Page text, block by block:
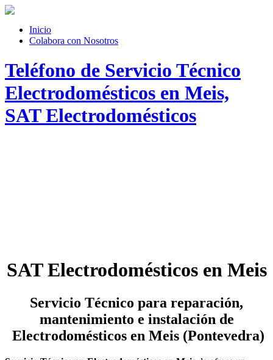
Inicio
Colabora con Nosotros
Teléfono de Servicio Técnico
Electrodomésticos en Meis,
SAT Electrodomésticos
SAT Electrodomésticos en Meis
Servicio Técnico para reparación,
mantenimiento e instalación de
Electrodomésticos en Meis (Pontevedra)